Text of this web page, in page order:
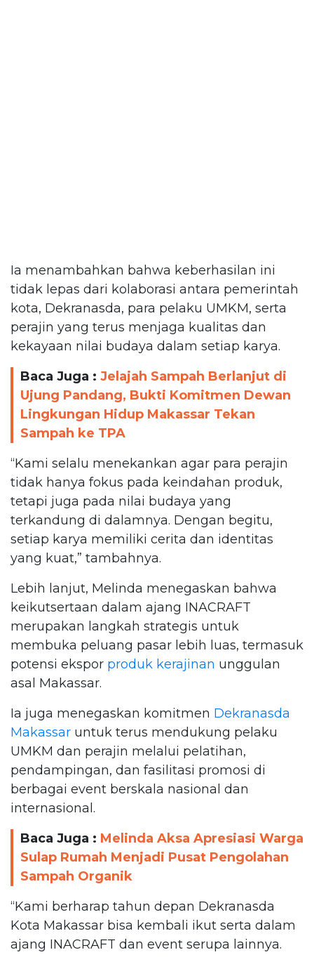
Ia menambahkan bahwa keberhasilan ini
tidak lepas dari kolaborasi antara pemerintah
kota, Dekranasda, para pelaku UMKM, serta
perajin yang terus menjaga kualitas dan
kekayaan nilai budaya dalam setiap karya.
Baca Juga : Jelajah Sampah Berlanjut di
Ujung Pandang, Bukti Komitmen Dewan
Lingkungan Hidup Makassar Tekan
Sampah ke TPA
“Kami selalu menekankan agar para perajin
tidak hanya fokus pada keindahan produk,
tetapi juga pada nilai budaya yang
terkandung di dalamnya. Dengan begitu,
setiap karya memiliki cerita dan identitas
yang kuat,” tambahnya.
Lebih lanjut, Melinda menegaskan bahwa
keikutsertaan dalam ajang INACRAFT
merupakan langkah strategis untuk
membuka peluang pasar lebih luas, termasuk
potensi ekspor produk kerajinan unggulan
asal Makassar.
Ia juga menegaskan komitmen Dekranasda
Makassar untuk terus mendukung pelaku
UMKM dan perajin melalui pelatihan,
pendampingan, dan fasilitasi promosi di
berbagai event berskala nasional dan
internasional.
Baca Juga : Melinda Aksa Apresiasi Warga
Sulap Rumah Menjadi Pusat Pengolahan
Sampah Organik
“Kami berharap tahun depan Dekranasda
Kota Makassar bisa kembali ikut serta dalam
ajang INACRAFT dan event serupa lainnya.